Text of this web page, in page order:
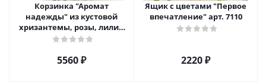
Корзинка "Аромат
надежды" из кустовой
хризантемы, розы, лилий
и эустомы. арт. 7751
5560 ₽
Ящик с цветами "Первое
впечатление" арт. 7110
2220 ₽